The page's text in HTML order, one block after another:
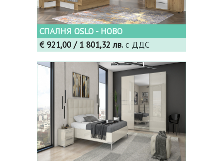
СПАЛНЯ OSLO - НОВО
€ 921,00 / 1 801,32 лв. с ДДС